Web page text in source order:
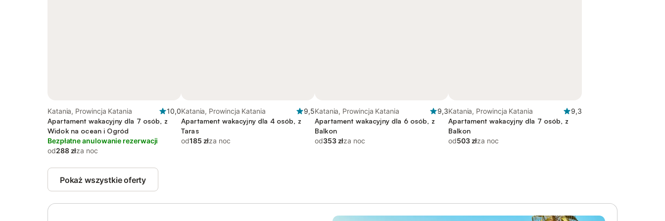
Katania, Prowincja Katania
10,0
Apartament wakacyjny dla 7 osób, z
Widok na ocean i Ogród
Bezpłatne anulowanie rezerwacji
od288 złza noc
Katania, Prowincja Katania
9,5
Apartament wakacyjny dla 4 osób, z
Taras
od185 złza noc
Katania, Prowincja Katania
9,3
Apartament wakacyjny dla 6 osób, z
Balkon
od353 złza noc
Katania, Prowincja Katania
9,3
Apartament wakacyjny dla 7 osób, z
Balkon
od503 złza noc
Pokaż wszystkie oferty